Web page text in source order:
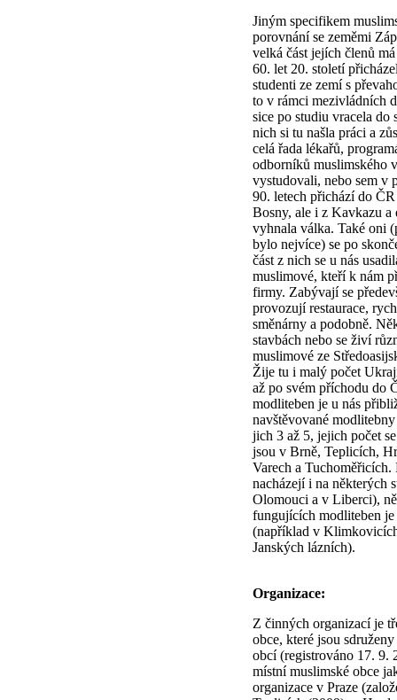
Jiným specifikem
porovnání se zeměmi
velká část jejích členů
60. let 20. století
studenti ze zemí s
to v rámci mezivládních
sice po studiu vracela do
nich si tu našla práci a
celá řada lékařů,
odborníků muslimského
vystudovali, nebo sem v
90. letech přichází do
Bosny, ale i z Kavkazu a
vyhnala válka. Také oni
bylo nejvíce) se po
část z nich se u nás
muslimové, kteří k nám
firmy. Zabývají se
provozují restaurace,
směnárny a podobně.
stavbách nebo se živí
muslimové ze
Žije tu i malý počet
až po svém příchodu do
modliteben je u nás
navštěvované
jich 3 až 5, jejich počet
jsou v Brně, Teplicích,
Varech a
nacházejí i na některých
Olomouci a v Liberci),
fungujících modliteben
(například v
Janských lázních).
Organizace:
Z činných organizací je
obce, které jsou
obcí (registrováno 17. 9.
místní muslimské obce
organizace v Praze